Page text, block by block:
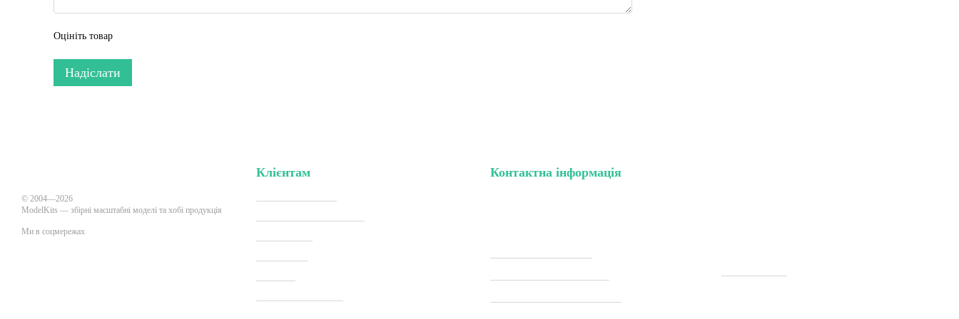
Оцініть товар
Надіслати
© 2004—2026
ModelKits — збірні масштабні моделі та хобі продукція
Ми в соцмережах
Клієнтам Контактна інформація